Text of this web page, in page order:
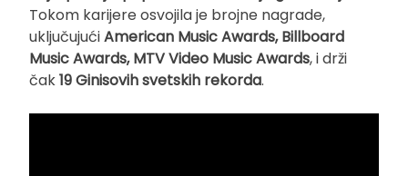
Tokom karijere osvojila je brojne nagrade,
uključujućiAmerican Music Awards, Billboard
Music Awards, MTV Video Music Awards, i drži
čak19 Ginisovih svetskih rekorda.